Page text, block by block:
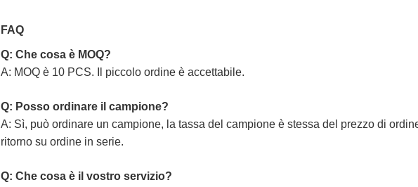
FAQ
Q: Che cosa è MOQ?
A: MOQ è 10 PCS. Il piccolo ordine è accettabile.
Q: Posso ordinare il campione?
A: Sì, può ordinare un campione, la tassa del campione è stessa del prezzo di
ritorno su ordine in serie.
Q: Che cosa è il vostro servizio?